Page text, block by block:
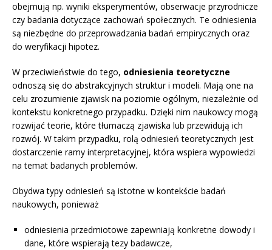
obejmują np. wyniki eksperymentów, obserwacje przyrodnicze
czy badania dotyczące zachowań społecznych. Te odniesienia
są niezbędne do przeprowadzania badań empirycznych oraz
do weryfikacji hipotez.
W przeciwieństwie do tego, odniesienia teoretyczne
odnoszą się do abstrakcyjnych struktur i modeli. Mają one na
celu zrozumienie zjawisk na poziomie ogólnym, niezależnie od
kontekstu konkretnego przypadku. Dzięki nim naukowcy mogą
rozwijać teorie, które tłumaczą zjawiska lub przewidują ich
rozwój. W takim przypadku, rolą odniesień teoretycznych jest
dostarczenie ramy interpretacyjnej, która wspiera wypowiedzi
na temat badanych problemów.
Obydwa typy odniesień są istotne w kontekście badań
naukowych, ponieważ
odniesienia przedmiotowe zapewniają konkretne dowody i
dane, które wspierają tezy badawcze,